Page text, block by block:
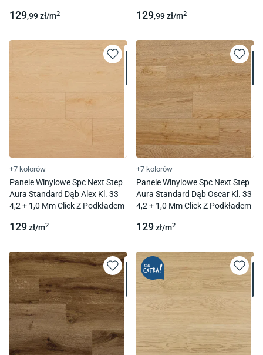
129,99zł/m2 129,99zł/m2
+7 kolorów
Panele Winylowe Spc Next Step
Aura Standard Dąb Alex Kl. 33
4,2 + 1,0 Mm Click Z Podkładem
129zł/m2
+7 kolorów
Panele Winylowe Spc Next Step
Aura Standard Dąb Oscar Kl. 33
4,2 + 1,0 Mm Click Z Podkładem
129zł/m2